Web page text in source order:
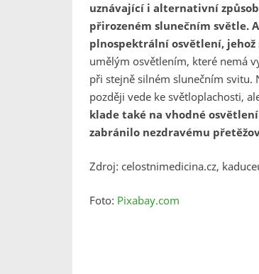
uznávající i alternativní
přirozeném slunečním světle.
plnospektrální osvětlení,
umělým osvětlením, které nemá
při stejně silném slunečním svitu.
později vede ke světloplachosti,
klade také na vhodné
zabránilo nezdravému
Zdroj: celostnimedicina.cz,
Foto: Pixabay.com